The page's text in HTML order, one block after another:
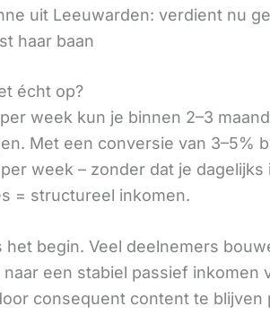
uit Leeuwarden: verdient nu
haar baan
écht op?
week kun je binnen 2–3
Met een conversie van 3–5%
week – zonder dat je
= structureel inkomen.
het begin. Veel deelnemers
naar een stabiel passief inkomen
consequent content te blijven